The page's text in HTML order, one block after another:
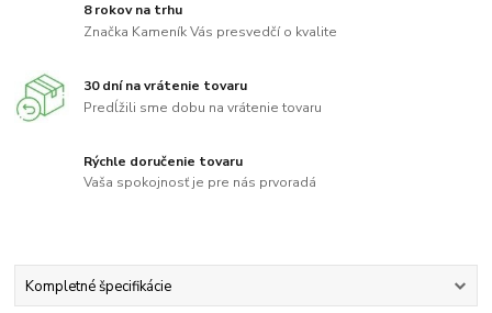
8 rokov na trhu
Značka Kameník Vás presvedčí o kvalite
30 dní na vrátenie tovaru
Predĺžili sme dobu na vrátenie tovaru
Rýchle doručenie tovaru
Vaša spokojnosť je pre nás prvoradá
Kompletné špecifikácie